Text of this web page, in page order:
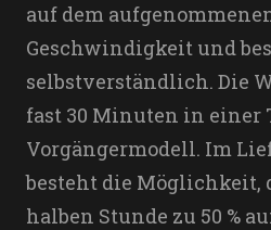
auf dem
Geschwindigkeit und
selbstverständlich. Die
fast 30 Minuten in einer
Vorgängermodell. Im
besteht die Möglichkeit,
halben Stunde zu 50 %